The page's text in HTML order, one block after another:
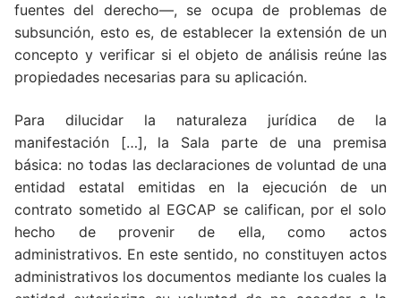
fuentes del derecho—, se ocupa de problemas de
subsunción, esto es, de establecer la extensión de un
concepto y verificar si el objeto de análisis reúne las
propiedades necesarias para su aplicación.
Para dilucidar la naturaleza jurídica de la
manifestación […], la Sala parte de una premisa
básica: no todas las declaraciones de voluntad de una
entidad estatal emitidas en la ejecución de un
contrato sometido al EGCAP se califican, por el solo
hecho de provenir de ella, como actos
administrativos. En este sentido, no constituyen actos
administrativos los documentos mediante los cuales la